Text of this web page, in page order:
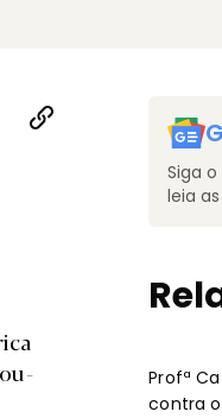
Siga
leia
Profª
contra